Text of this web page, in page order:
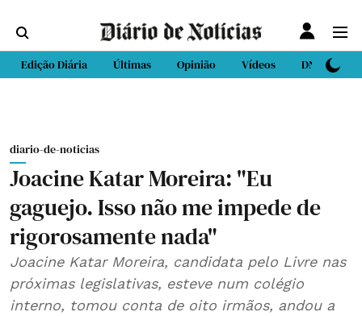
Edição Diária Últimas Opinião Vídeos DN Sport
diario-de-noticias
Joacine Katar Moreira: "Eu
gaguejo. Isso não me impede de
rigorosamente nada"
Joacine Katar Moreira, candidata pelo Livre nas
próximas legislativas, esteve num colégio
interno, tomou conta de oito irmãos, andou a